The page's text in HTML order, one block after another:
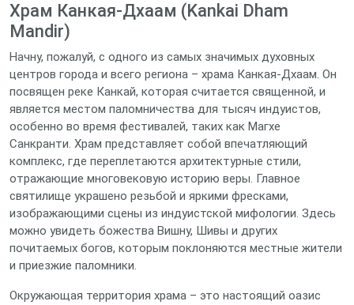
Храм Канкая-Дхаам (Kankai Dham
Mandir)
Начну, пожалуй, с одного из самых значимых духовных
центров города и всего региона – храма Канкая-Дхаам. Он
посвящен реке Канкай, которая считается священной, и
является местом паломничества для тысяч индуистов,
особенно во время фестивалей, таких как Магхе
Санкранти. Храм представляет собой впечатляющий
комплекс, где переплетаются архитектурные стили,
отражающие многовековую историю веры. Главное
святилище украшено резьбой и яркими фресками,
изображающими сцены из индуистской мифологии. Здесь
можно увидеть божества Вишну, Шивы и других
почитаемых богов, которым поклоняются местные жители
и приезжие паломники.
Окружающая территория храма – это настоящий оазис